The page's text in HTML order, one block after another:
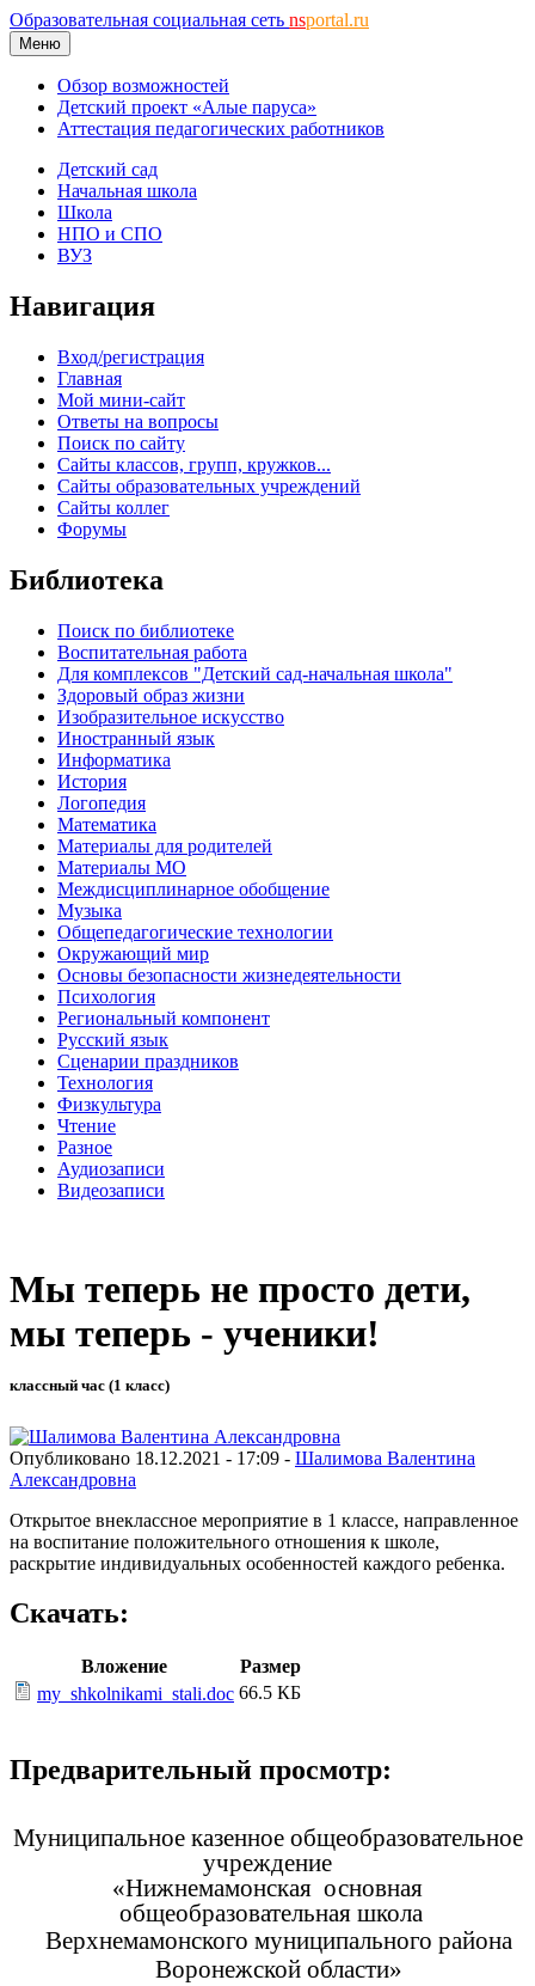
Образовательная социальная сеть nsportal.ru
Меню
Обзор возможностей
Детский проект «Алые паруса»
Аттестация педагогических работников
Детский сад
Начальная школа
Школа
НПО и СПО
ВУЗ
Навигация
Вход/регистрация
Главная
Мой мини-сайт
Ответы на вопросы
Поиск по сайту
Сайты классов, групп, кружков...
Сайты образовательных учреждений
Сайты коллег
Форумы
Библиотека
Поиск по библиотеке
Воспитательная работа
Для комплексов "Детский сад-начальная школа"
Здоровый образ жизни
Изобразительное искусство
Иностранный язык
Информатика
История
Логопедия
Математика
Материалы для родителей
Материалы МО
Междисциплинарное обобщение
Музыка
Общепедагогические технологии
Окружающий мир
Основы безопасности жизнедеятельности
Психология
Региональный компонент
Русский язык
Сценарии праздников
Технология
Физкультура
Чтение
Разное
Аудиозаписи
Видеозаписи
Мы теперь не просто дети,
мы теперь - ученики!
классный час (1 класс)
Опубликовано 18.12.2021 - 17:09 - Шалимова Валентина
Александровна
Открытое внеклассное мероприятие в 1 классе, направленное
на воспитание положительного отношения к школе,
раскрытие индивидуальных особенностей каждого ребенка.
Скачать:
Вложение
Размер
my_shkolnikami_stali.doc 66.5 КБ
Предварительный просмотр:
Муниципальное казенное общеобразовательное
учреждение
«Нижнемамонская основная
общеобразовательная школа
Верхнемамонского муниципального района
Воронежской области»